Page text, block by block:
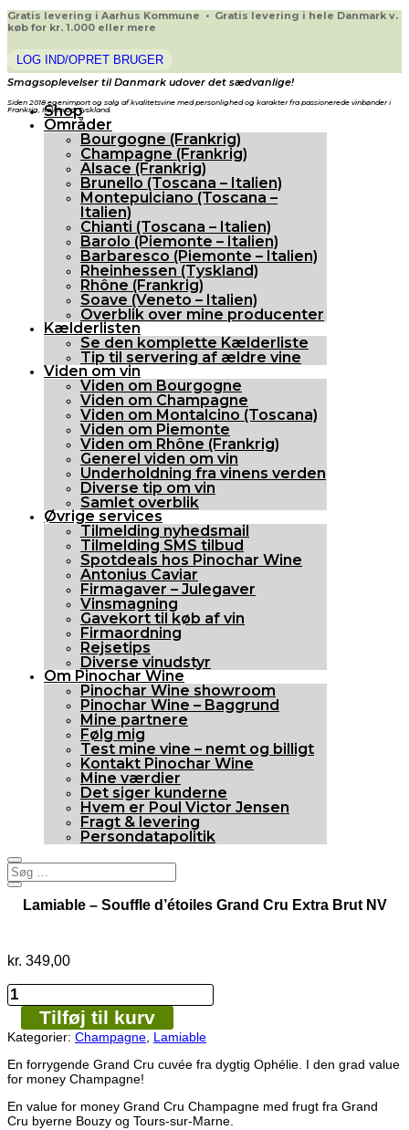
Gratis levering i Aarhus Kommune • Gratis levering i hele Danmark v.
køb for kr. 1.000 eller mere
LOG IND/OPRET BRUGER
Smagsoplevelser til Danmark udover det sædvanlige!
Siden 2018 egenimport og salg af kvalitetsvine med personlighed og karakter fra passionerede vinbønder i
Frankrig, Italien og Tyskland.
Shop
Områder
Bourgogne (Frankrig)
Champagne (Frankrig)
Alsace (Frankrig)
Brunello (Toscana – Italien)
Montepulciano (Toscana –
Italien)
Chianti (Toscana – Italien)
Barolo (Piemonte – Italien)
Barbaresco (Piemonte – Italien)
Rheinhessen (Tyskland)
Rhône (Frankrig)
Soave (Veneto – Italien)
Overblik over mine producenter
Kælderlisten
Se den komplette Kælderliste
Tip til servering af ældre vine
Viden om vin
Viden om Bourgogne
Viden om Champagne
Viden om Montalcino (Toscana)
Viden om Piemonte
Viden om Rhône (Frankrig)
Generel viden om vin
Underholdning fra vinens verden
Diverse tip om vin
Samlet overblik
Øvrige services
Tilmelding nyhedsmail
Tilmelding SMS tilbud
Spotdeals hos Pinochar Wine
Antonius Caviar
Firmagaver – Julegaver
Vinsmagning
Gavekort til køb af vin
Firmaordning
Rejsetips
Diverse vinudstyr
Om Pinochar Wine
Pinochar Wine showroom
Pinochar Wine – Baggrund
Mine partnere
Følg mig
Test mine vine – nemt og billigt
Kontakt Pinochar Wine
Mine værdier
Det siger kunderne
Hvem er Poul Victor Jensen
Fragt & levering
Persondatapolitik
Lamiable – Souffle d’étoiles Grand Cru Extra Brut NV
kr. 349,00
Lamiable
-
d'étoiles
Grand
Cru
Extra
NV
antal
Tilføj til kurv
Kategorier: Champagne Lamiable
En forrygende Grand Cru cuvée fra dygtig Ophélie. I den grad value
for money Champagne!
En value for money Grand Cru Champagne med frugt fra Grand
Cru byerne Bouzy og Tours-sur-Marne.